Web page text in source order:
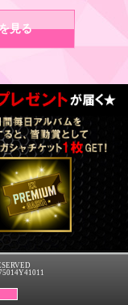
見る